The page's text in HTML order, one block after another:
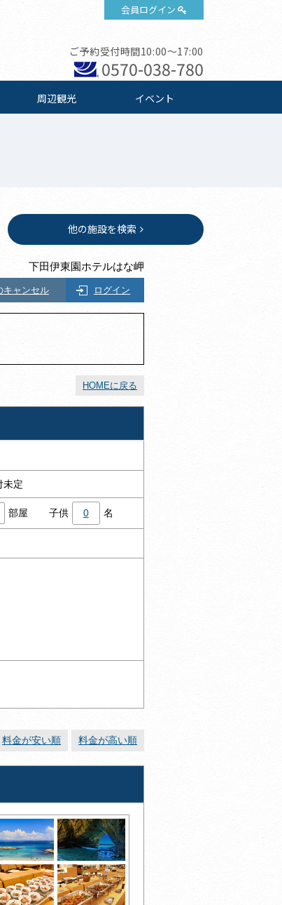
会員ログイン
ご予約受付時間10:00～17:00
0570-038-780
周辺観光 イベント
他の施設を検索
下田伊東園ホテルはな岬
キャンセル ログイン
HOMEに戻る
未定
部屋 子供 0 名
料金が安い順 料金が高い順